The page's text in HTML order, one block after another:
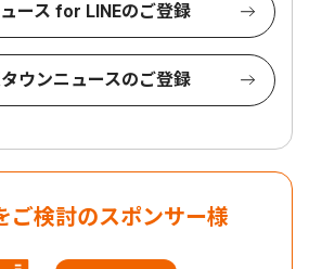
ース for LINEのご登録
ウンニュースのご登録
ご検討のスポンサー様